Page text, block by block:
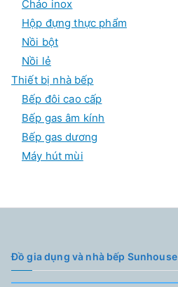
Chảo inox
Hộp đựng thực phẩm
Nồi bột
Nồi lẻ
Thiết bị nhà bếp
Bếp đôi cao cấp
Bếp gas âm kính
Bếp gas dương
Máy hút mùi
Đồ gia dụng và nhà bếp Sunhouse